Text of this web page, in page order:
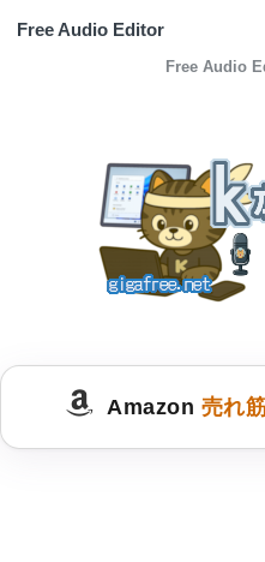
Free Audio Editor
Free Audio
Amazon 売れ